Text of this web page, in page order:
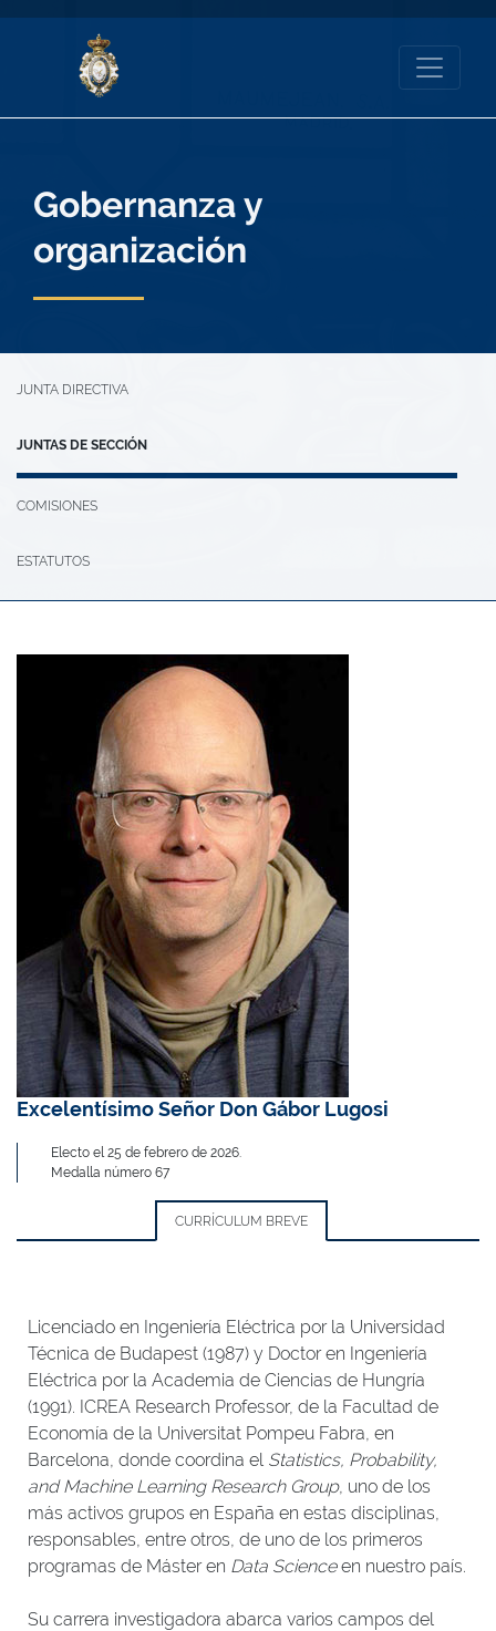
Gobernanza y
organización
JUNTA DIRECTIVA
JUNTAS DE SECCIÓN
COMISIONES
ESTATUTOS
Excelentísimo Señor Don Gábor Lugosi
Electo el 25 de febrero de 2026.
Medalla número 67
CURRÍCULUM BREVE
Licenciado en Ingeniería Eléctrica por la Universidad
Técnica de Budapest (1987) y Doctor en Ingeniería
Eléctrica por la Academia de Ciencias de Hungría
(1991). ICREA Research Professor, de la Facultad de
Economía de la Universitat Pompeu Fabra, en
Barcelona, donde coordina el Statistics, Probability,
and Machine Learning Research Group, uno de los
más activos grupos en España en estas disciplinas,
responsables, entre otros, de uno de los primeros
programas de Máster en Data Scienceen nuestro país.
Su carrera investigadora abarca varios campos del